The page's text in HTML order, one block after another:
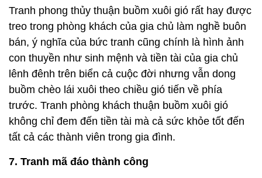
Tranh phong thủy thuận buồm xuôi gió rất hay được
treo trong phòng khách của gia chủ làm nghề buôn
bán, ý nghĩa của bức tranh cũng chính là hình ảnh
con thuyền như sinh mệnh và tiền tài của gia chủ
lênh đênh trên biển cả cuộc đời nhưng vẫn dong
buồm chèo lái xuôi theo chiều gió tiến về phía
trước. Tranh phòng khách thuận buồm xuôi gió
không chỉ đem đến tiền tài mà cả sức khỏe tốt đến
tất cả các thành viên trong gia đình.
7. Tranh mã đáo thành công